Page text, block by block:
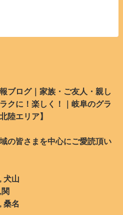
ブログ｜家族・ご友人・親し
クに！楽しく！｜岐阜のグラ
陸エリア】
の皆さまを中心にご愛読頂い
犬山
桑名